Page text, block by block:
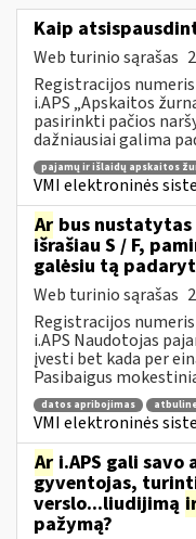
Kaip
Web turinio sąrašas
Registracijos
i.APS „Apskaitos
pasirinkti pačios
dažniausiai galima
pajamų ir išlaidų apskaitos
VMI elektroninės
Ar bus
išrašiau S / F,
galėsiu tą
Web turinio sąrašas
Registracijos
i.APS Naudotojas
įvesti bet kada per
Pasibaigus
datos apribojimas
VMI elektroninės
Ar i.APS gali
gyventojas,
verslo...liudijimą
pažymą?